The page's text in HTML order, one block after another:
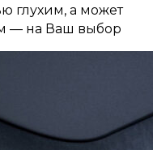
глухим, а может
— на Ваш выбор